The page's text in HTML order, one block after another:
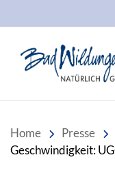
Home Presse
Geschwindigkeit: